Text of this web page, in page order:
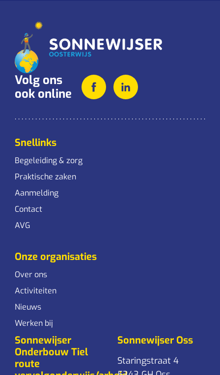
Volg ons
ook online
Snellinks
Begeleiding & zorg
Praktische zaken
Aanmelding
Contact
AVG
Onze organisaties
Over ons
Activiteiten
Nieuws
Werken bij
Sonnewijser
Onderbouw Tiel
route
Sonnewijser Oss
Staringstraat 4